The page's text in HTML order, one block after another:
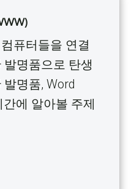
퓨터들을 연결
명품으로 탄생
명품, Word
에 알아볼 주제